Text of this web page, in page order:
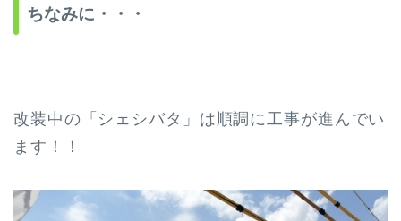
ちなみに・・・
改装中の「シェシバタ」は順調に工事が進んでい
ます！！